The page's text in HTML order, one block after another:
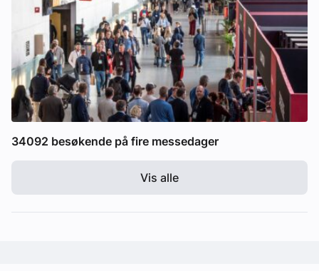
34092 besøkende på fire messedager
Vis alle